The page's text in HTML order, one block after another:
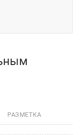
РАЗМЕТКА